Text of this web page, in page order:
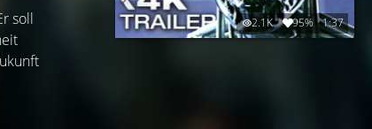
soll
2.1K 95% 1:37